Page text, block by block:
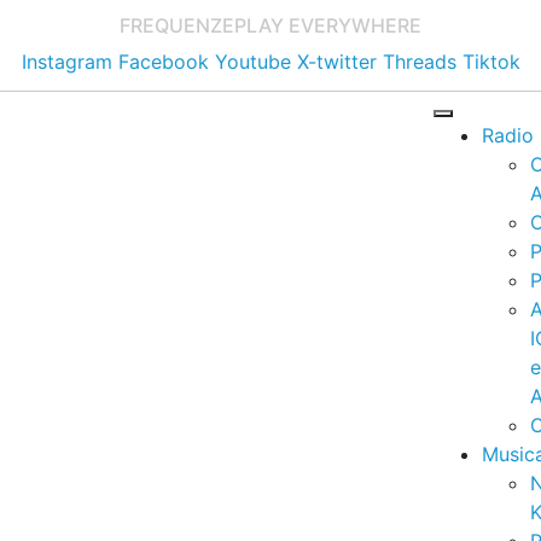
FREQUENZEPLAY EVERYWHERE
Instagram Facebook Youtube X-twitter Threads Tiktok
Radio
e